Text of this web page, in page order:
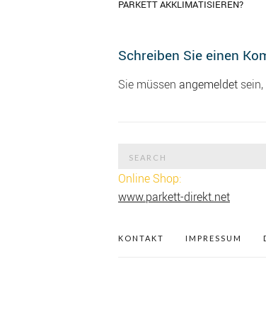
PARKETT AKKLIMATISIEREN?
Schreiben Sie einen
Sie müssen angemeldet
Online Shop:
www.parkett-direkt.net
KONTAKT IMPRESSUM